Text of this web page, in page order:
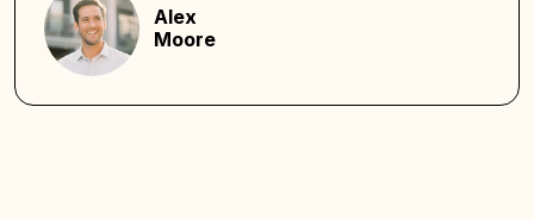
Alex
Moore